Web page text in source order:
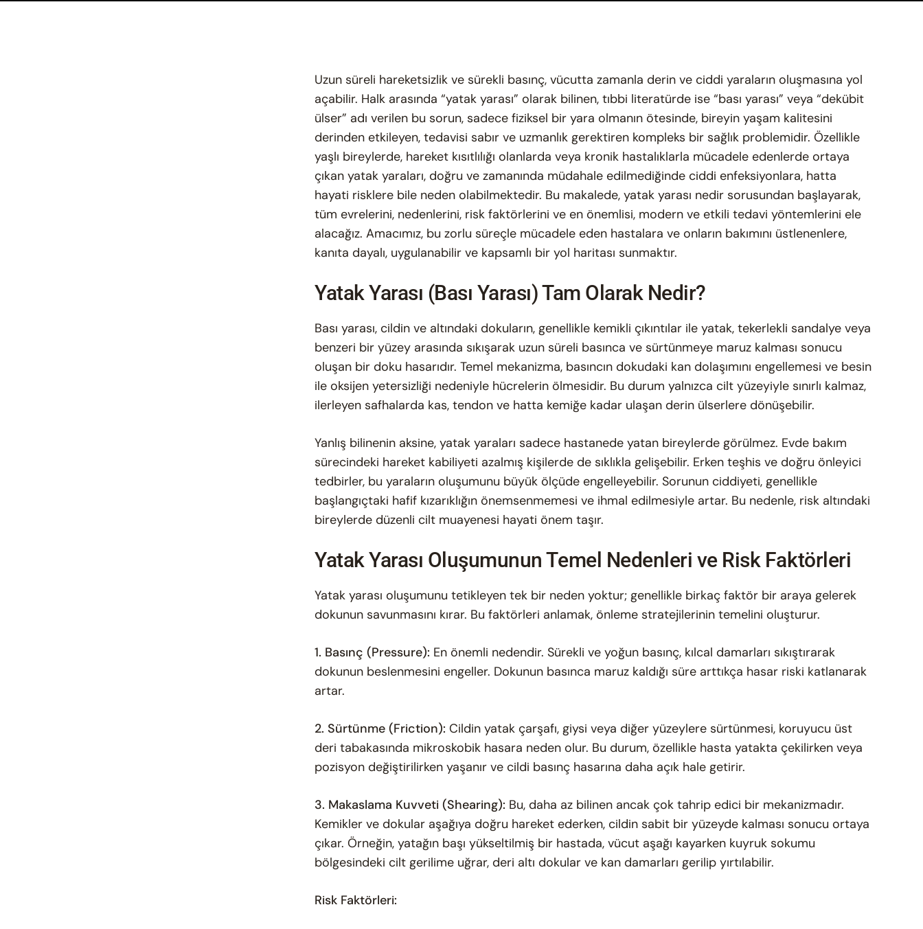
Uzun süreli hareketsizlik ve sürekli basınç, vücutta zamanla derin ve ciddi yaraların oluşmasına yol
açabilir. Halk arasında “yatak yarası” olarak bilinen, tıbbi literatürde ise “bası yarası” veya “dekübit
ülser” adı verilen bu sorun, sadece fiziksel bir yara olmanın ötesinde, bireyin yaşam kalitesini
derinden etkileyen, tedavisi sabır ve uzmanlık gerektiren kompleks bir sağlık problemidir. Özellikle
yaşlı bireylerde, hareket kısıtlılığı olanlarda veya kronik hastalıklarla mücadele edenlerde ortaya
çıkan yatak yaraları, doğru ve zamanında müdahale edilmediğinde ciddi enfeksiyonlara, hatta
hayati risklere bile neden olabilmektedir. Bu makalede, yatak yarası nedir sorusundan başlayarak,
tüm evrelerini, nedenlerini, risk faktörlerini ve en önemlisi, modern ve etkili tedavi yöntemlerini ele
alacağız. Amacımız, bu zorlu süreçle mücadele eden hastalara ve onların bakımını üstlenenlere,
kanıta dayalı, uygulanabilir ve kapsamlı bir yol haritası sunmaktır.
Yatak Yarası (Bası Yarası) Tam Olarak Nedir?
Bası yarası, cildin ve altındaki dokuların, genellikle kemikli çıkıntılar ile yatak, tekerlekli sandalye veya
benzeri bir yüzey arasında sıkışarak uzun süreli basınca ve sürtünmeye maruz kalması sonucu
oluşan bir doku hasarıdır. Temel mekanizma, basıncın dokudaki kan dolaşımını engellemesi ve besin
ile oksijen yetersizliği nedeniyle hücrelerin ölmesidir. Bu durum yalnızca cilt yüzeyiyle sınırlı kalmaz,
ilerleyen safhalarda kas, tendon ve hatta kemiğe kadar ulaşan derin ülserlere dönüşebilir.
Yanlış bilinenin aksine, yatak yaraları sadece hastanede yatan bireylerde görülmez. Evde bakım
sürecindeki hareket kabiliyeti azalmış kişilerde de sıklıkla gelişebilir. Erken teşhis ve doğru önleyici
tedbirler, bu yaraların oluşumunu büyük ölçüde engelleyebilir. Sorunun ciddiyeti, genellikle
başlangıçtaki hafif kızarıklığın önemsenmemesi ve ihmal edilmesiyle artar. Bu nedenle, risk altındaki
bireylerde düzenli cilt muayenesi hayati önem taşır.
Yatak Yarası Oluşumunun Temel Nedenleri ve Risk Faktörleri
Yatak yarası oluşumunu tetikleyen tek bir neden yoktur; genellikle birkaç faktör bir araya gelerek
dokunun savunmasını kırar. Bu faktörleri anlamak, önleme stratejilerinin temelini oluşturur.
1. Basınç (Pressure): En önemli nedendir. Sürekli ve yoğun basınç, kılcal damarları sıkıştırarak
dokunun beslenmesini engeller. Dokunun basınca maruz kaldığı süre arttıkça hasar riski katlanarak
artar.
2. Sürtünme (Friction): Cildin yatak çarşafı, giysi veya diğer yüzeylere sürtünmesi, koruyucu üst
deri tabakasında mikroskobik hasara neden olur. Bu durum, özellikle hasta yatakta çekilirken veya
pozisyon değiştirilirken yaşanır ve cildi basınç hasarına daha açık hale getirir.
3. Makaslama Kuvveti (Shearing): Bu, daha az bilinen ancak çok tahrip edici bir mekanizmadır.
Kemikler ve dokular aşağıya doğru hareket ederken, cildin sabit bir yüzeyde kalması sonucu ortaya
çıkar. Örneğin, yatağın başı yükseltilmiş bir hastada, vücut aşağı kayarken kuyruk sokumu
bölgesindeki cilt gerilime uğrar, deri altı dokular ve kan damarları gerilip yırtılabilir.
Risk Faktörleri: